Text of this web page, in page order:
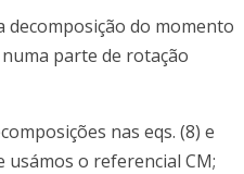
decomposição do momento
parte de rotação
nas eqs. (8) e
o referencial CM;